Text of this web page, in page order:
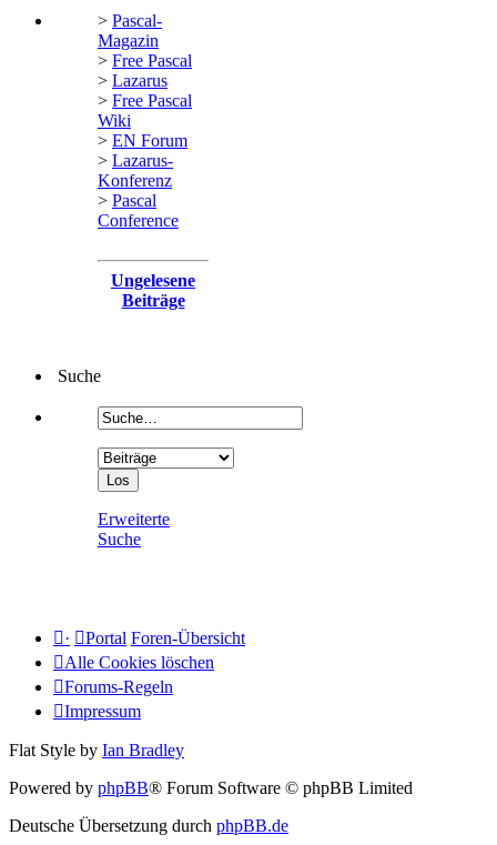
> Pascal-
Magazin
> Free Pascal
> Lazarus
> Free Pascal
Wiki
> EN Forum
> Lazarus-
Konferenz
> Pascal
Conference
Ungelesene
Beiträge
Suche
Erweiterte
Suche
· Portal Foren-Übersicht
Alle Cookies löschen
Forums-Regeln
Impressum
Flat Style by Ian Bradley
Powered by phpBB® Forum Software © phpBB Limited
Deutsche Übersetzung durch phpBB.de